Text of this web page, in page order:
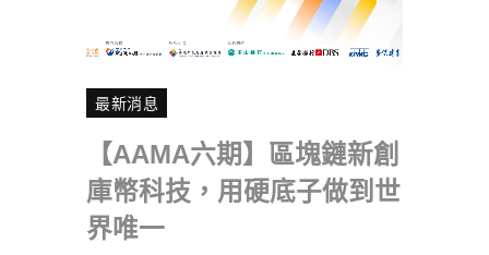
最新消息
【AAMA六期】區塊鏈新創
庫幣科技，用硬底子做到世
界唯一